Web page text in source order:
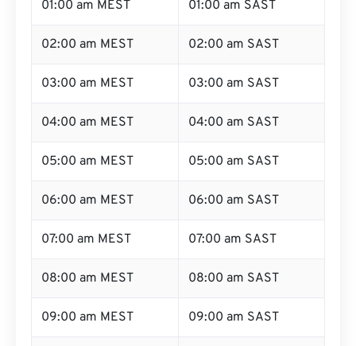
01:00 am MEST 01:00 am SAST
02:00 am MEST 02:00 am SAST
03:00 am MEST 03:00 am SAST
04:00 am MEST 04:00 am SAST
05:00 am MEST 05:00 am SAST
06:00 am MEST 06:00 am SAST
07:00 am MEST 07:00 am SAST
08:00 am MEST 08:00 am SAST
09:00 am MEST 09:00 am SAST